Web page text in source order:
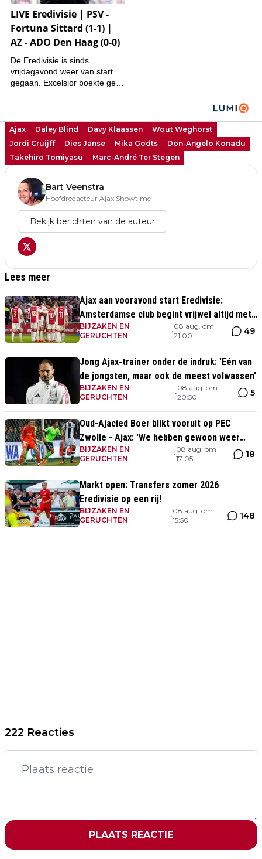
Ajax Daley Blind Davy Klaassen
Wout Weghorst
Jordi Cruijff
Dies Janse Mika Godts
Don-Angelo Konadu
Takehiro Tomiyasu
Marc-André Ter Stegen
Bart Veenstra
Hoofdredacteur Ajax Showtime
Bekijk berichten van de auteur
Lees meer
Ajax aan vooravond start Eredivisie:
Amsterdamse club begint vrijwel altijd met
zege
BIJZAKEN EN
GERUCHTEN
•
08 aug. om
21:00
49
Jong Ajax-trainer onder de indruk: 'Eén van
de jongsten, maar ook de meest volwassen'
BIJZAKEN EN
GERUCHTEN
•
08 aug. om
20:50
5
Oud-Ajacied Boer blikt vooruit op PEC
Zwolle - Ajax: 'We hebben gewoon weer
kans tegen Ajax'
BIJZAKEN EN
GERUCHTEN
•
08 aug. om
17:05
18
Markt open: Transfers zomer 2026
Eredivisie op een rij!
BIJZAKEN EN
GERUCHTEN
•
08 aug. om
15:50
148
222 Reacties
PLAATS REACTIE